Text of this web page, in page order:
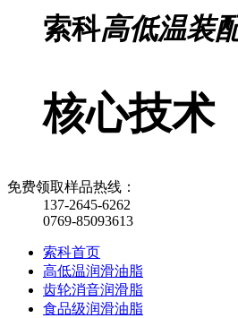
索科高低温装
核心技
免费领取样品热线：
137-2645-6262
0769-85093613
索科首页
高低温润滑油脂
齿轮消音润滑脂
食品级润滑油脂